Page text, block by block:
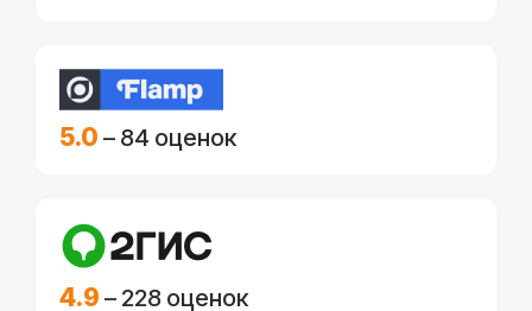
5.0 – 84 оценок
4.9 – 228 оценок